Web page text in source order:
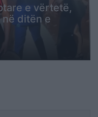
e vërtetë,
ditën e